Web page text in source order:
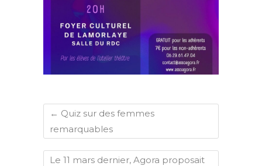
← Quiz sur des femmes
remarquables
Le 11 mars dernier, Agora proposait